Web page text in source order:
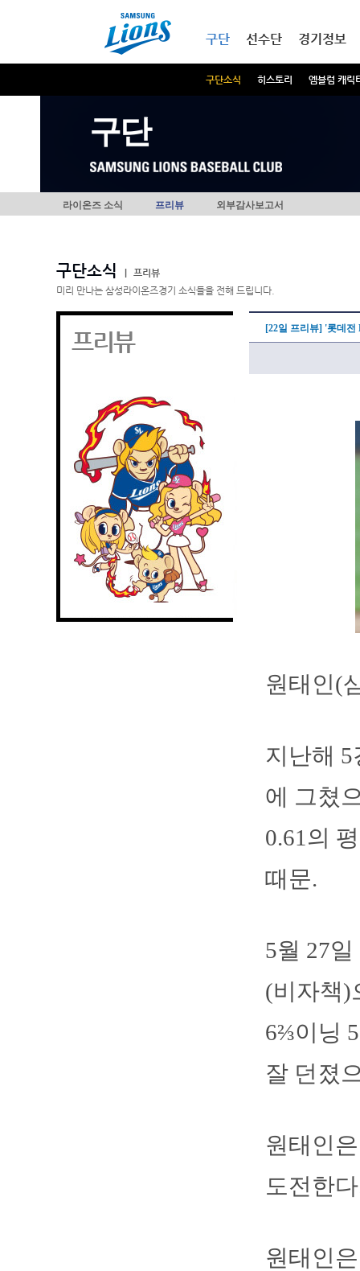
구단
구단소식 히스토리 엠블럼 캐릭
선수단 경기정보
구단
라이온즈 소식 프리뷰 외부감사보고서
구단소식
프리뷰
미리 만나는 삼성라이온즈경기 소식들을 전해 드립니다.
프리뷰 [22일 프리뷰] '롯데전
원태인(
지난해
에 그쳤
0.61의
때문.
5월 27
(비자책)
6⅔이닝
잘 던졌
원태인
도전한
원태인